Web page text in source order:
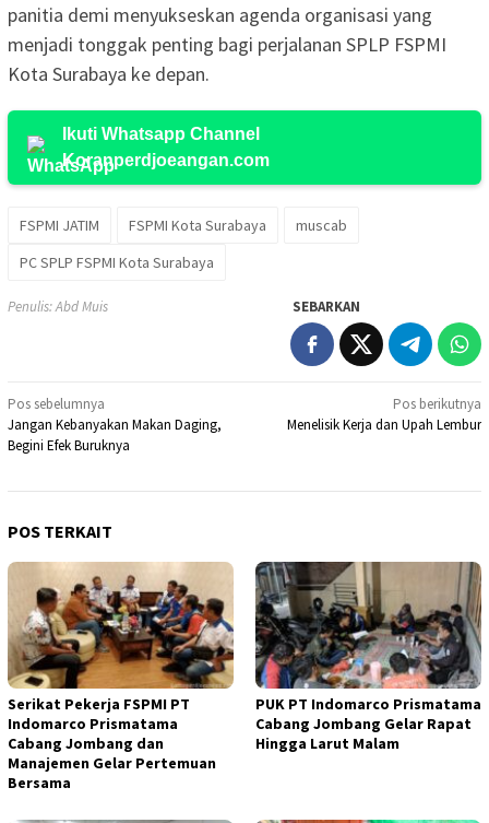
panitia demi menyukseskan agenda organisasi yang
menjadi tonggak penting bagi perjalanan SPLP FSPMI
Kota Surabaya ke depan.
Ikuti Whatsapp Channel
Koranperdjoeangan.com
FSPMI JATIM FSPMI Kota Surabaya
muscab
PC SPLP FSPMI Kota Surabaya
Penulis: Abd Muis SEBARKAN
Navigasi
pos
Pos sebelumnya
Jangan Kebanyakan Makan Daging,
Begini Efek Buruknya
Pos berikutnya
Menelisik Kerja dan Upah Lembur
POS TERKAIT
Serikat Pekerja FSPMI PT
Indomarco Prismatama
Cabang Jombang dan
Manajemen Gelar Pertemuan
Bersama
PUK PT Indomarco Prismatama
Cabang Jombang Gelar Rapat
Hingga Larut Malam